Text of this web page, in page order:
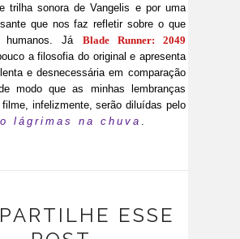
trilha sonora de Vangelis e por uma
que nos faz refletir sobre o que
Já Blade Runner: 2049
a filosofia do original e apresenta
e desnecessária em comparação
modo que as minhas lembranças
infelizmente, serão diluídas pelo
lágrimas na chuva
ESSE